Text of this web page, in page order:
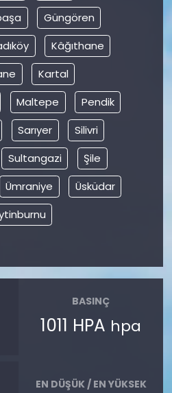
Güngören
Kâğıthane
Kartal
Maltepe
Pendik
Sarıyer
Silivri
Sultangazi
Şile
Ümraniye
Üsküdar
BASINÇ
1011 HPA hpa
EN DÜŞÜK / EN YÜKSEK